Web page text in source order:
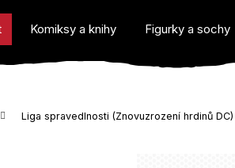
Komiksy a knihy Figurky a sochy
Liga spravedlnosti (Znovuzrození hrdinů